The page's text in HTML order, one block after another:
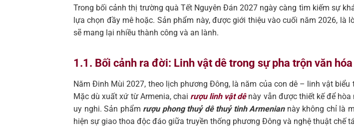
Trong bối cảnh thị trường quà Tết Nguyên Đán 2027 ngày càng tìm kiếm sự
lựa chọn đầy mê hoặc. Sản phẩm này, được giới thiệu vào cuối năm 2026,
sẽ mang lại nhiều thành công và an lành.
1.1. Bối cảnh ra đời: Linh vật dê trong sự pha trộn văn
Năm Đinh Mùi 2027, theo lịch phương Đông, là năm của con dê – linh vật
Mặc dù xuất xứ từ Armenia, chai rượu linh vật dênày vẫn được thiết kế để hòa
uy nghi. Sản phẩm rượu phong thuỷ dê thuỷ tinh Armeniannày không chỉ là
hiện sự giao thoa độc đáo giữa truyền thống phương Đông và nghệ thuật chế